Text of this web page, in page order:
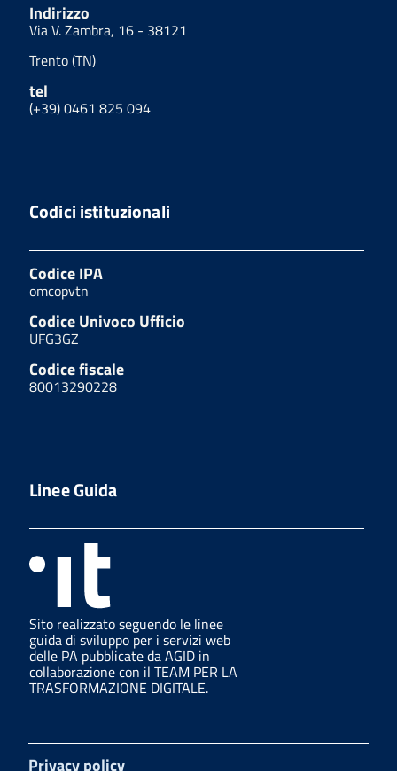
Indirizzo
Via V. Zambra, 16 - 38121
Trento (TN)
tel
(+39) 0461 825 094
Codici istituzionali
Codice IPA
omcopvtn
Codice Univoco Ufficio
UFG3GZ
Codice fiscale
80013290228
Linee Guida
Sito realizzato seguendo le linee
guida di sviluppo per i servizi web
delle PA pubblicate da AGID in
collaborazione con il TEAM PER LA
TRASFORMAZIONE DIGITALE.
Privacy policy